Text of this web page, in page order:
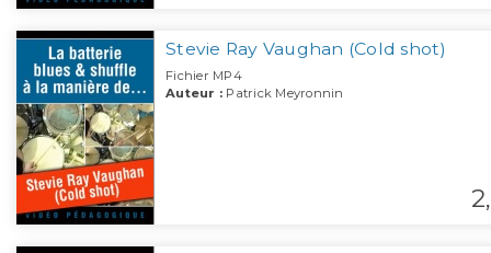
Stevie Ray Vaughan (Cold shot)
Fichier MP4
Auteur : Patrick Meyronnin
2,